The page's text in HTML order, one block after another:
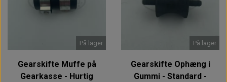
På lager
Gearskifte Muffe på
Gearkasse - Hurtig
På lager
Gearskifte Ophæng i
Gummi - Standard -